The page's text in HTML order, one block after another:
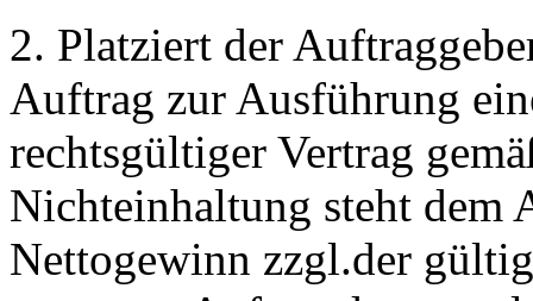
2. Platziert der
Auftrag zur Ausführung
rechtsgültiger Vertrag
Nichteinhaltung steht dem
Nettogewinn zzgl.der